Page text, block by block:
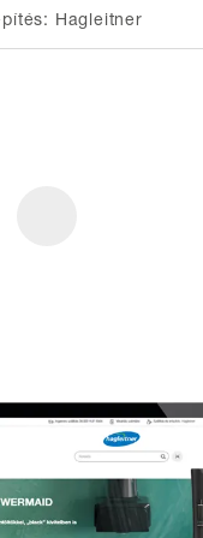
Hagleitner